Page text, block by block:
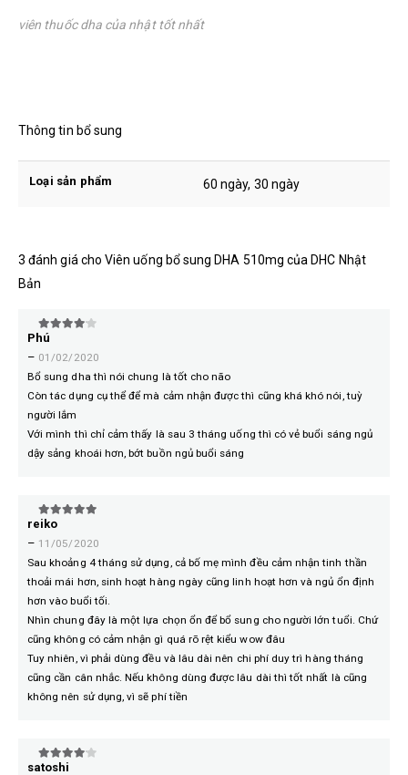
viên thuốc dha của nhật tốt nhất
Thông tin bổ sung
Loại sản phẩm 60 ngày, 30 ngày
3 đánh giá choViên uống bổ sung DHA 510mg của DHC Nhật
Bản
4trên 5
Phú
– 01/02/2020
Bổ sung dha thì nói chung là tốt cho não
Còn tác dụng cụ thể để mà cảm nhận được thì cũng khá khó nói, tuỳ
người lắm
Với mình thì chỉ cảm thấy là sau 3 tháng uống thì có vẻ buổi sáng ngủ
dậy sảng khoái hơn, bớt buồn ngủ buổi sáng
5 trên 5
reiko
– 11/05/2020
Sau khoảng 4 tháng sử dụng, cả bố mẹ mình đều cảm nhận tinh thần
thoải mái hơn, sinh hoạt hàng ngày cũng linh hoạt hơn và ngủ ổn định
hơn vào buổi tối.
Nhìn chung đây là một lựa chọn ổn để bổ sung cho người lớn tuổi. Chứ
cũng không có cảm nhận gì quá rõ rệt kiểu wow đâu
Tuy nhiên, vì phải dùng đều và lâu dài nên chi phí duy trì hàng tháng
cũng cần cân nhắc. Nếu không dùng được lâu dài thì tốt nhất là cũng
không nên sử dụng, vì sẽ phí tiền
4trên 5
satoshi